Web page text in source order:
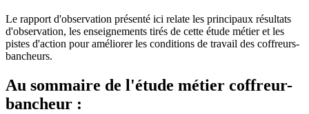
Le rapport d'observation présenté ici relate les principaux résultats
d'observation, les enseignements tirés de cette étude métier et les
pistes d'action pour améliorer les conditions de travail des coffreurs-
bancheurs.
Au sommaire de l'étude métier coffreur-
bancheur :